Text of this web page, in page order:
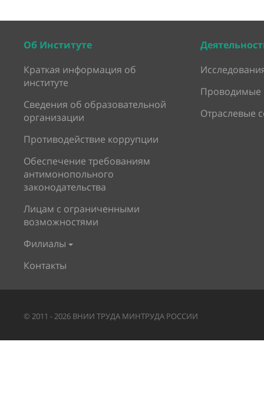
Об Институте
Краткая информация об
институте
Сведения об образовательной
организации
Противодействие коррупции
Обеспечение требованиям
антимонопольного
законодательства
Лицам с ограниченными
возможностями
Филиалы
Контакты
Проводимые
Отраслевые
© 2011 -2026 ВНИИ ТРУДА МИНТРУДА РОССИИ